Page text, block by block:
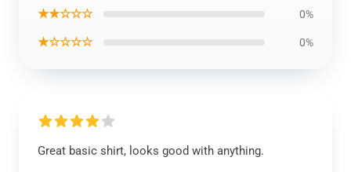
★★☆☆☆ 0%
★☆☆☆☆ 0%
Great basic shirt, looks good with anything.